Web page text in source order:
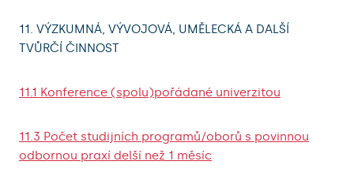
11. VÝZKUMNÁ, VÝVOJOVÁ, UMĚLECKÁ A DALŠÍ
TVŮRČÍ ČINNOST
11.1 Konference (spolu)pořádané univerzitou
11.3 Počet studijních programů/oborů s povinnou
odbornou praxí delší než 1 měsíc